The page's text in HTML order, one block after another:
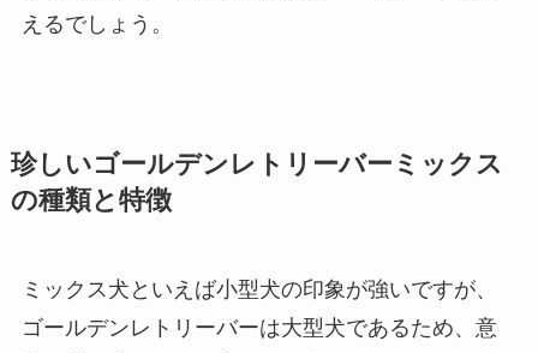
えるでしょう。
珍しいゴールデンレトリーバーミックス
の種類と特徴
ミックス犬といえば小型犬の印象が強いですが、
ゴールデンレトリーバーは大型犬であるため、意